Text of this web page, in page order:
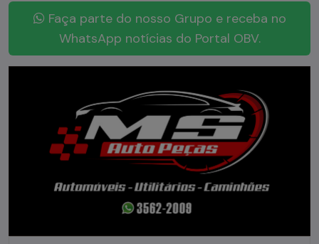
Faça parte do nosso Grupo e receba no
WhatsApp notícias do Portal OBV.